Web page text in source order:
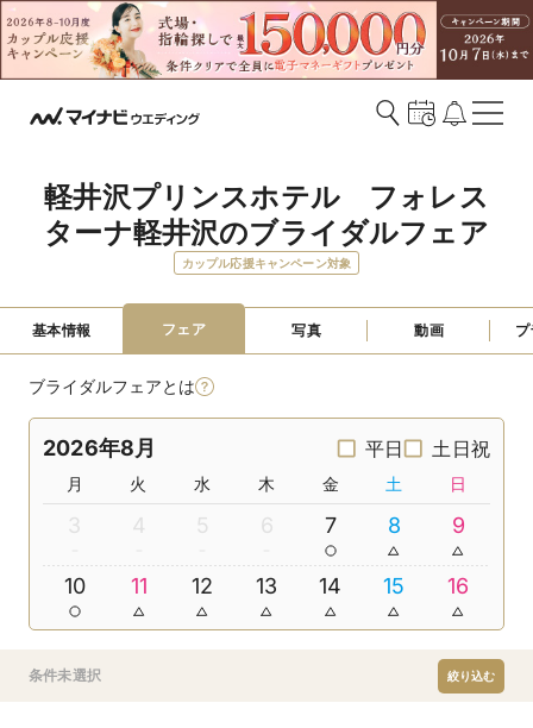
軽井沢プリンスホテル　フォレス
ターナ軽井沢のブライダルフェア
カップル応援キャンペーン対象
基本情報 フェア 写真 動画
ブライダルフェアとは
2026年8月 平日 土日祝
月 火 水 木 金 土 日
3 4 5 6 7 8 9
10 11 12 13 14 15 16
条件未選択 絞り込む